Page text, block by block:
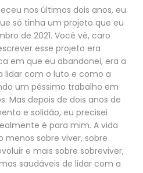
nos últimos dois anos, eu
só tinha um projeto que eu
de 2021. Você vê, caro
esse projeto era
em que eu abandonei, era a
lidar com o luto e como a
um péssimo trabalho em
Mas depois de dois anos de
e solidão, eu precisei
é para mim. A vida
menos sobre viver, sobre
e mais sobre sobreviver,
saudáveis de lidar com a